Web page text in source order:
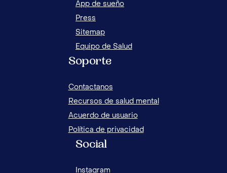
App de sueño
Press
Sitemap
Equipo de Salud
Soporte
Contactanos
Recursos de salud mental
Acuerdo de usuario
Política de privacidad
Social
Instagram